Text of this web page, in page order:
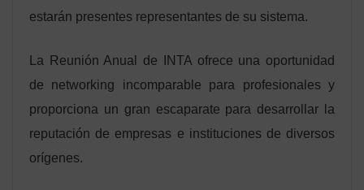
estarán presentes representantes de su sistema.
La Reunión Anual de INTA ofrece una oportunidad
de networking incomparable para profesionales y
proporciona un gran escaparate para desarrollar la
reputación de empresas e instituciones de diversos
orígenes.